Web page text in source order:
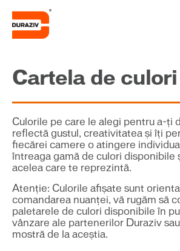
Cartela de culori
Culorile pe care le alegi pentru a-ți
reflectă gustul, creativitatea și îți
fiecărei camere o atingere
întreaga gamă de culori disponibile
acelea care te reprezintă.
Atenţie: Culorile afişate sunt
comandarea nuanţei, vă rugăm să
paletarele de culori disponibile în
vânzare ale partenerilor Duraziv
mostră de la aceştia.